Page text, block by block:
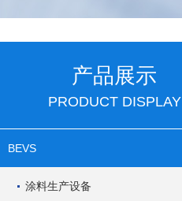
产品展示
PRODUCT DISPLAY
BEVS
涂料生产设备